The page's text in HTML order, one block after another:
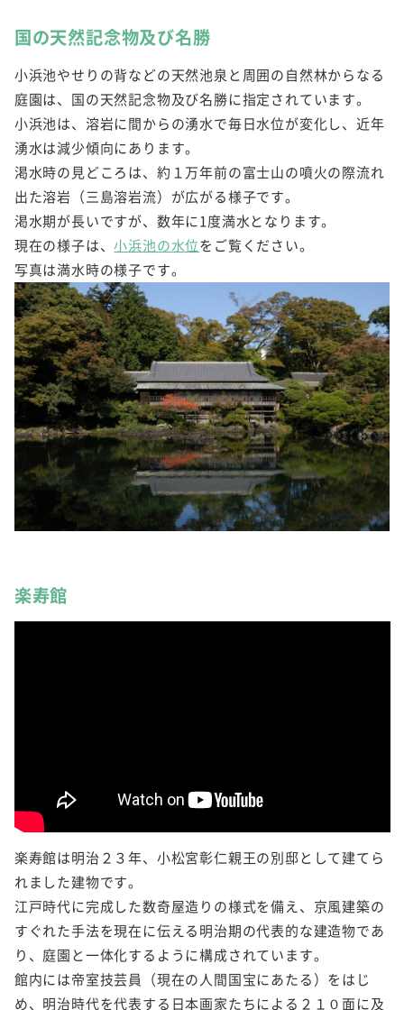
国の天然記念物及び名勝
小浜池やせりの背などの天然池泉と周囲の自然林からなる
庭園は、国の天然記念物及び名勝に指定されています。
小浜池は、溶岩に間からの湧水で毎日水位が変化し、近年
湧水は減少傾向にあります。
渇水時の見どころは、約１万年前の富士山の噴火の際流れ
出た溶岩（三島溶岩流）が広がる様子です。
渇水期が長いですが、数年に1度満水となります。
現在の様子は、小浜池の水位をご覧ください。
写真は満水時の様子です。
楽寿館
楽寿館は明治２３年、小松宮彰仁親王の別邸として建てら
れました建物です。
江戸時代に完成した数奇屋造りの様式を備え、京風建築の
すぐれた手法を現在に伝える明治期の代表的な建造物であ
り、庭園と一体化するように構成されています。
館内には帝室技芸員（現在の人間国宝にあたる）をはじ
め、明治時代を代表する日本画家たちによる２１０面に及